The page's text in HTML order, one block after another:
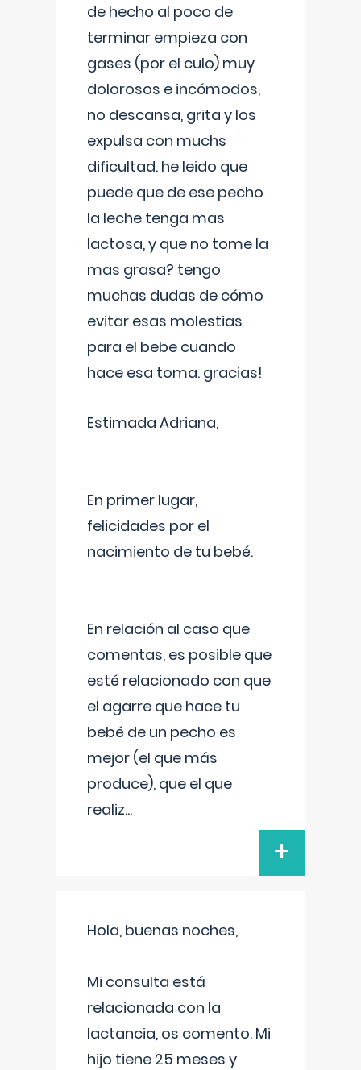
de hecho al poco de
terminar empieza con
gases (por el culo) muy
dolorosos e incómodos,
no descansa, grita y los
expulsa con muchs
dificultad. he leido que
puede que de ese pecho
la leche tenga mas
lactosa, y que no tome la
mas grasa? tengo
muchas dudas de cómo
evitar esas molestias
para el bebe cuando
hace esa toma. gracias!
Estimada Adriana,
En primer lugar,
felicidades por el
nacimiento de tu bebé.
En relación al caso que
comentas, es posible que
esté relacionado con que
el agarre que hace tu
bebé de un pecho es
mejor (el que más
produce), que el que
realiz...
+
Hola, buenas noches,
Mi consulta está
relacionada con la
lactancia, os comento. Mi
hijo tiene 25 meses y